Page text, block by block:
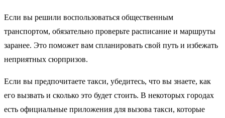
Если вы решили воспользоваться общественным
транспортом, обязательно проверьте расписание и маршруты
заранее. Это поможет вам спланировать свой путь и избежать
неприятных сюрпризов.
Если вы предпочитаете такси, убедитесь, что вы знаете, как
его вызвать и сколько это будет стоить. В некоторых городах
есть официальные приложения для вызова такси, которые